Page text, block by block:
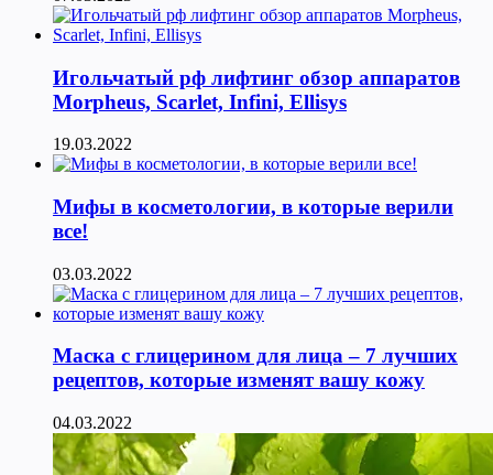
Игольчатый рф лифтинг обзор аппаратов
Morpheus, Scarlet, Infini, Ellisys
19.03.2022
Мифы в косметологии, в которые верили
все!
03.03.2022
Маска с глицерином для лица – 7 лучших
рецептов, которые изменят вашу кожу
04.03.2022